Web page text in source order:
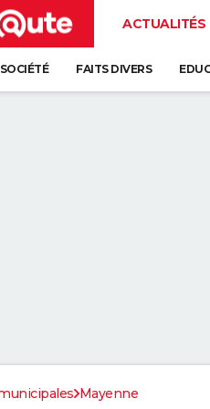
ACTUALITÉS
SOCIÉTÉ FAITS DIVERS
Mayenne